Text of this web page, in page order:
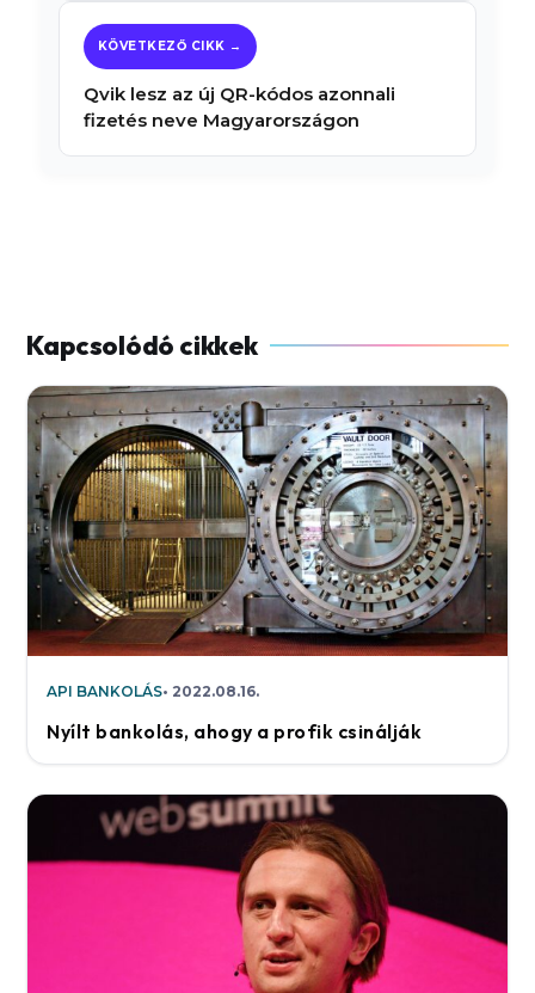
Qvik lesz az új QR-kódos azonnali
fizetés neve Magyarországon
API BANKOLÁS 2022.08.16.
Nyílt bankolás, ahogy a profik csinálják